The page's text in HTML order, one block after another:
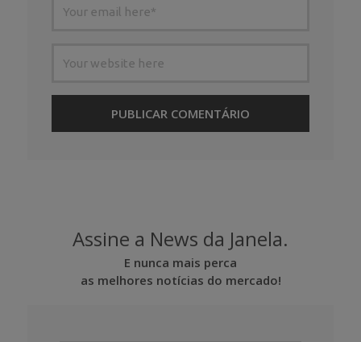
Assine a News da Janela.
E nunca mais perca
as melhores notícias do mercado!